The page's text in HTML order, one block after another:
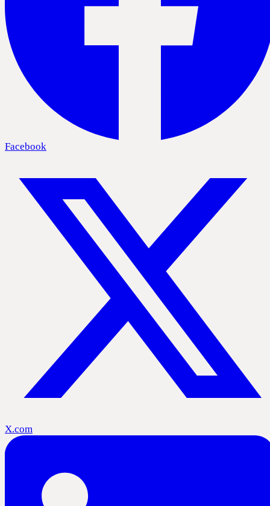
Facebook
X.com